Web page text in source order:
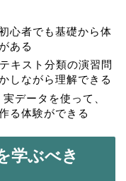
初心者でも基礎から体
ある
キスト分類の演習問
しながら理解できる
実データを使って、
る体験ができる
学ぶべき